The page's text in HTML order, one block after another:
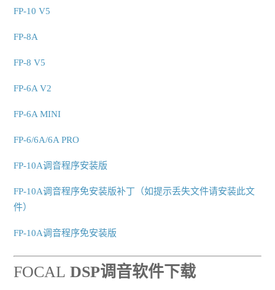
FP-10 V5
FP-8A
FP-8 V5
FP-6A V2
FP-6A MINI
FP-6/6A/6A PRO
FP-10A调音程序安装版
FP-10A调音程序免安装版补丁（如提示丢失文件请安装此文
件）
FP-10A调音程序免安装版
FOCALDSP调音软件下载